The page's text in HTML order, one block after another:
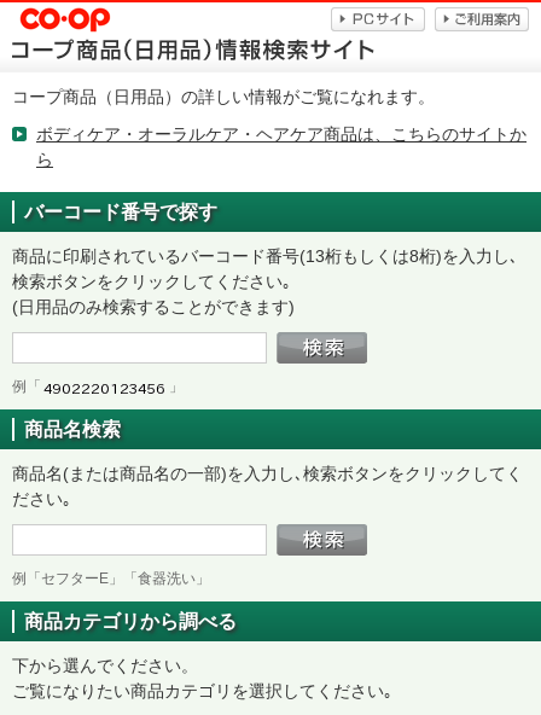
コープ商品（日用品）の詳しい情報がご覧になれます。
ボディケア・オーラルケア・ヘアケア商品は、こちらのサイトか
ら
バーコード番号で探す
商品に印刷されているバーコード番号(13桁もしくは8桁)を入力し､
検索ボタンをクリックしてください｡
(日用品のみ検索することができます)
例「 」
商品名検索
商品名(または商品名の一部)を入力し､検索ボタンをクリックしてく
ださい｡
例「セフターE」「食器洗い」
商品カテゴリから調べる
下から選んでください。
ご覧になりたい商品カテゴリを選択してください｡